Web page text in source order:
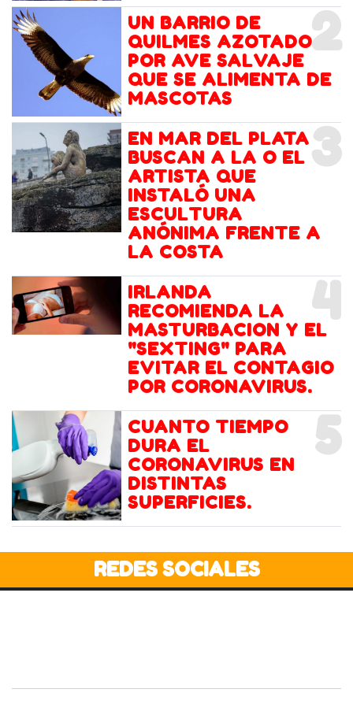
2
UN BARRIO DE
QUILMES AZOTADO
POR AVE SALVAJE
QUE SE ALIMENTA DE
MASCOTAS
3
EN MAR DEL PLATA
BUSCAN A LA O EL
ARTISTA QUE
INSTALÓ UNA
ESCULTURA
ANÓNIMA FRENTE A
LA COSTA
4
IRLANDA
RECOMIENDA LA
MASTURBACION Y EL
"SEXTING" PARA
EVITAR EL CONTAGIO
POR CORONAVIRUS.
5
CUANTO TIEMPO
DURA EL
CORONAVIRUS EN
DISTINTAS
SUPERFICIES.
REDES SOCIALES